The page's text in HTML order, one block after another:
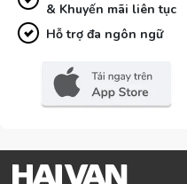
& Khuyến mãi liên tục
Hỗ trợ đa ngôn ngữ